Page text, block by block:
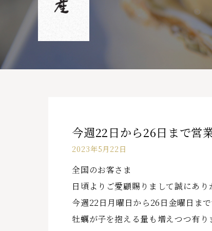
今週22日から26日まで営
2023年5月22日
全国のお客さま
日頃よりご愛顧賜りまして誠にあり
今週22日月曜日から26日金曜日ま
牡蠣が子を抱える量も増えつつ有り